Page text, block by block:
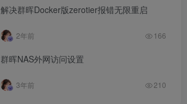
解决群晖Docker版zerotier报错无限重启
2年前 166
群晖NAS外网访问设置
3年前 210